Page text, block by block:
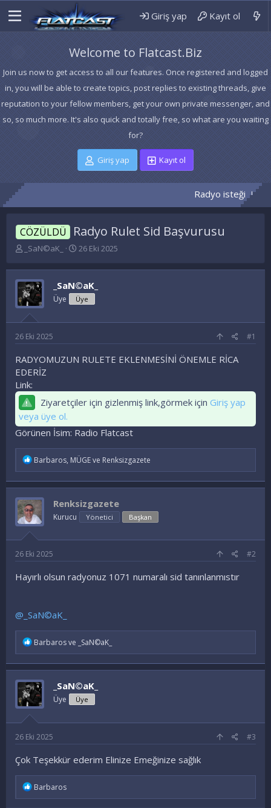
Giriş yap Kayıt ol
Welcome to Flatcast.Biz
Join us now to get access to all our features. Once registered and logged
in, you will be able to create topics, post replies to existing threads, give
reputation to your fellow members, get your own private messenger, and
so, so much more. It's also quick and totally free, so what are you waiting
for?
Giriş yap Kayıt ol
Radyo isteği TEMA
CÖZÜLDÜ Radyo Rulet Sid Başvurusu
n
u
y
u
B
a
ş
l
a
t
a
n
_SaN©aK_
B
ş
l
a
n
ı
t
a
h
i
26 Eki 2025
_SaN©aK_
Üye Üye
26 Eki 2025 #1
RADYOMUZUN RULETE EKLENMESİNİ ÖNEMLE RİCA
EDERİZ
Link:
Ziyaretçiler için gizlenmiş link,görmek için Giriş yap
veya üye ol.
Görünen İsim: Radio Flatcast
İ
d
e
l
e
r
:
Barbaros, MÜGEve Renksizgazete
Renksizgazete
Kurucu Yönetici Başkan
26 Eki 2025 #2
Hayırlı olsun radyonuz 1071 numaralı sid tanınlanmıstır
@_SaN©aK_
İ
d
e
l
e
r
:
Barbarosve _SaN©aK_
_SaN©aK_
Üye Üye
26 Eki 2025 #3
Çok Teşekkür ederim Elinize Emeğinize sağlık
İBarbaros